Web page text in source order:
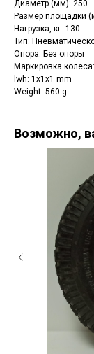
Диаметр (мм): 250
Размер площадки
Нагрузка, кг: 130
Тип:
Опора: Без опоры
Маркировка
lwh: 1x1x1 mm
Weight: 560 g
Возможно,